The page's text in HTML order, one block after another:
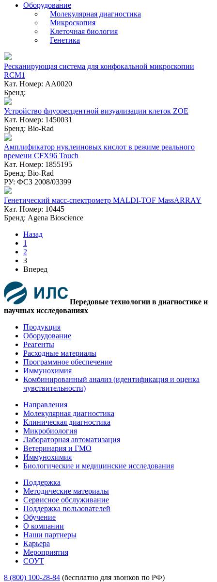
Оборудование
Молекулярная диагностика
Микроскопия
Клеточная биология
Генетика
Ресканирующая система для конфокальной микроскопии
RCM1
Кат. Номер: AA0020
Бренд:
Устройство флуоресцентной визуализации клеток ZOE
Кат. Номер: 1450031
Бренд: Bio-Rad
Амплификатор нуклеиновых кислот в режиме реального
времени CFX96 Touch
Кат. Номер: 1855195
Бренд: Bio-Rad
РУ: ФСЗ 2008/03399
Генетический масс-спектрометр MALDI-TOF MassARRAY
Кат. Номер: 10445
Бренд: Agena Bioscience
Назад
1
2
3
Вперед
Передовые технологии в диагностике и
научных исследованиях
Продукция
Оборудование
Реагенты
Расходные материалы
Программное обеспечение
Иммунохимия
Комбинированный анализ (идентификация и оценка
чувствительности)
Направления
Молекулярная диагностика
Клиническая диагностика
Микробиология
Лабораторная автоматизация
Ветеринария и ГМО
Иммунохимия
Биологические и медицинские исследования
Поддержка
Методические материалы
Сервисное обслуживание
Поддержка пользователей
Обучение
О компании
Наши партнеры
Карьера
Мероприятия
СОУТ
8 (800) 100-28-84 (бесплатно для звонков по РФ)